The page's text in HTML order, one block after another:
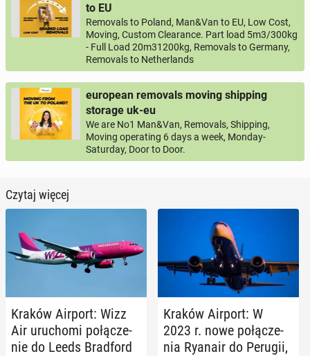
to EU
Removals to Poland, Man&Van to EU, Low Cost,
Moving, Custom Clearance. Part load 5m3/300kg
- Full Load 20m31200kg, Removals to Germany,
Removals to Netherlands
european removals moving shipping
storage uk-eu
We are No1 Man&Van, Removals, Shipping,
Moving operating 6 days a week, Monday-
Saturday, Door to Door.
Czytaj więcej
Kraków Airport: Wizz
Air uru­cho­mi po­łą­cze­
nie do Leeds Brad­ford
Kraków Airport: W
2023 r. nowe po­łą­cze­
nia Ryanair do Perugii,